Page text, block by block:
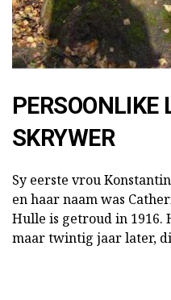
PERSOONLIKE
SKRYWER
Sy eerste vrou
en haar naam was
Hulle is getroud in 1916.
maar twintig jaar later,